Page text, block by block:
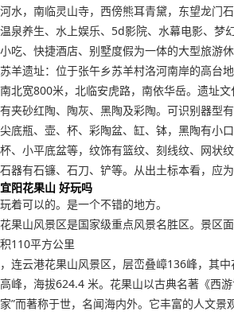
河水，南临灵山寺，西傍熊耳青黛，东望龙门
温泉养生、水上娱乐、5d影院、水幕电影、梦
小吃、快捷酒店、别墅度假为一体的大型旅游休
苏羊遗址：位于张午乡苏羊村洛河南岸的高台
南北宽800米，北临安虎路，南依华岳。遗址
有夹砂红陶、陶灰、黑陶及彩陶。可识别器型
尖底瓶、壶、杯、彩陶盆、缸、钵，黑陶有小
杯、小平底盆等，纹饰有篮纹、刻线纹、网状
石器有石镰、石刀、铲等。从出土标本看，应
宜阳花果山 好玩吗
玩着可以的。是一个不错的地方。
花果山风景区是国家级重点风景名胜区。景区
积110平方公里
，连云港花果山风景区，层峦叠嶂136峰，其
高峰，海拔624.4 米。花果山以古典名著《西
家”而著称于世，名闻海内外。它丰富的人文景